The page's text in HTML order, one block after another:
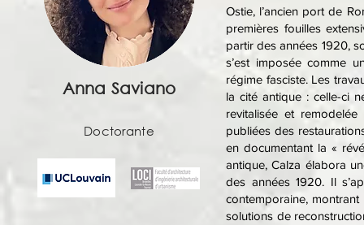
Anna Saviano
Doctorante
Ostie, l’ancien port de
premières fouilles
partir des années 1920,
s’est imposée comme
régime fasciste. Les
la cité antique : celle-ci
revitalisée et
publiées des
en documentant la «
antique, Calza élabora
des années 1920. Il
contemporaine,
solutions de